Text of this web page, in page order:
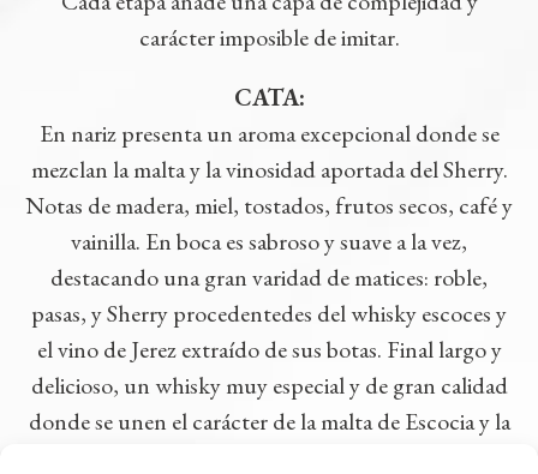
carácter imposible de imitar.
CATA:
En nariz presenta un aroma excepcional donde se
mezclan la malta y la vinosidad aportada del Sherry.
Notas de madera, miel, tostados, frutos secos, café y
vainilla. En boca es sabroso y suave a la vez,
destacando una gran varidad de matices: roble,
pasas, y Sherry procedentedes del whisky escoces y
el vino de Jerez extraído de sus botas. Final largo y
delicioso, un whisky muy especial y de gran calidad
donde se unen el carácter de la malta de Escocia y la